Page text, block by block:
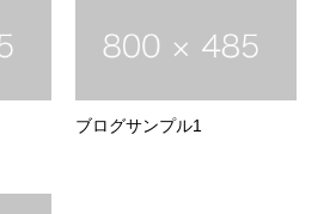
ブログサンプル1